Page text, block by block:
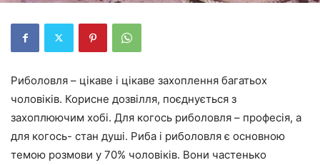
Риболовля – цікаве і цікаве захоплення багатьох
чоловіків. Корисне дозвілля, поєднується з
захоплюючим хобі. Для когось риболовля – професія, а
для когось- стан душі. Риба і риболовля є основною
темою розмови у 70% чоловіків. Вони частенько